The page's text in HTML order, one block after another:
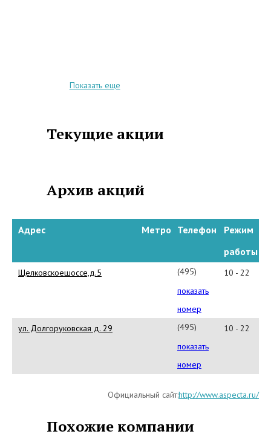
Показать еще
Текущие акции
Архив акций
Адрес Метро Телефон
Режим
работы
Щелковскоешоссе,д.5
(495)287-
4628
показать
номер
10 - 22
ул. Долгоруковская д. 29
(495)
766-
5535
показать
номер
10 - 22
Официальный сайт:http://www.aspecta.ru/
Похожие компании